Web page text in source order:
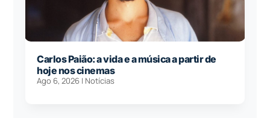
Carlos Paião: a vida e a música a partir de
hoje nos cinemas
Ago 6, 2026 | Notícias